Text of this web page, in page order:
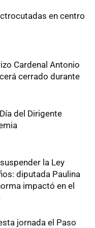
en centro
Cardenal Antonio
cerrado durante
del Dirigente
la Ley
diputada Paulina
impactó en el
jornada el Paso